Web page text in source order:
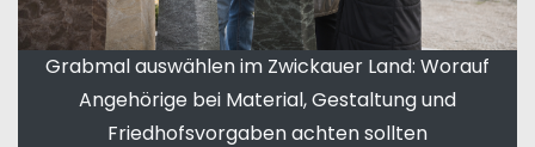
Grabmal auswählen im Zwickauer Land: Worauf
Angehörige bei Material, Gestaltung und
Friedhofsvorgaben achten sollten